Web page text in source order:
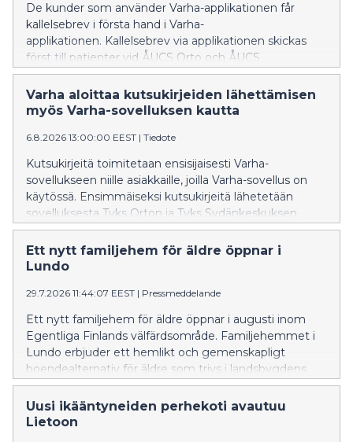
De kunder som använder Varha-applikationen får
kallelsebrev i första hand i Varha-
applikationen. Kallelsebrev via applikationen skickas
först till patienter vid ÅUCS Orto och ÅUCS
Hjärtcentret. Utifrån erfarenheterna utvidgas
verksamhetsmodellen senare också till de övriga
specialområdena inom ÅUCS-sjukhustjänster.
Varha aloittaa kutsukirjeiden lähettämisen
myös Varha-sovelluksen kautta
6.8.2026 13:00:00 EEST | Tiedote
Kutsukirjeitä toimitetaan ensisijaisesti Varha-
sovellukseen niille asiakkaille, joilla Varha-sovellus on
käytössä. Ensimmäiseksi kutsukirjeitä lähetetään
sovelluksesta Tyks Orton ja Tyks Sydänkeskuksen
potilaille. Kokemusten perusteella toimintamallia
laajennetaan myöhemmin myös muille Tyks-
sairaalapalveluiden erikoisaloille.
Ett nytt familjehem för äldre öppnar i
Lundo
29.7.2026 11:44:07 EEST | Pressmeddelande
Ett nytt familjehem för äldre öppnar i augusti inom
Egentliga Finlands välfärdsområde. Familjehemmet i
Lundo erbjuder ett hemlikt och gemenskapligt
boendealternativ för äldre som trivs i landsbygdens
lugn och ro.
Uusi ikääntyneiden perhekoti avautuu
Lietoon